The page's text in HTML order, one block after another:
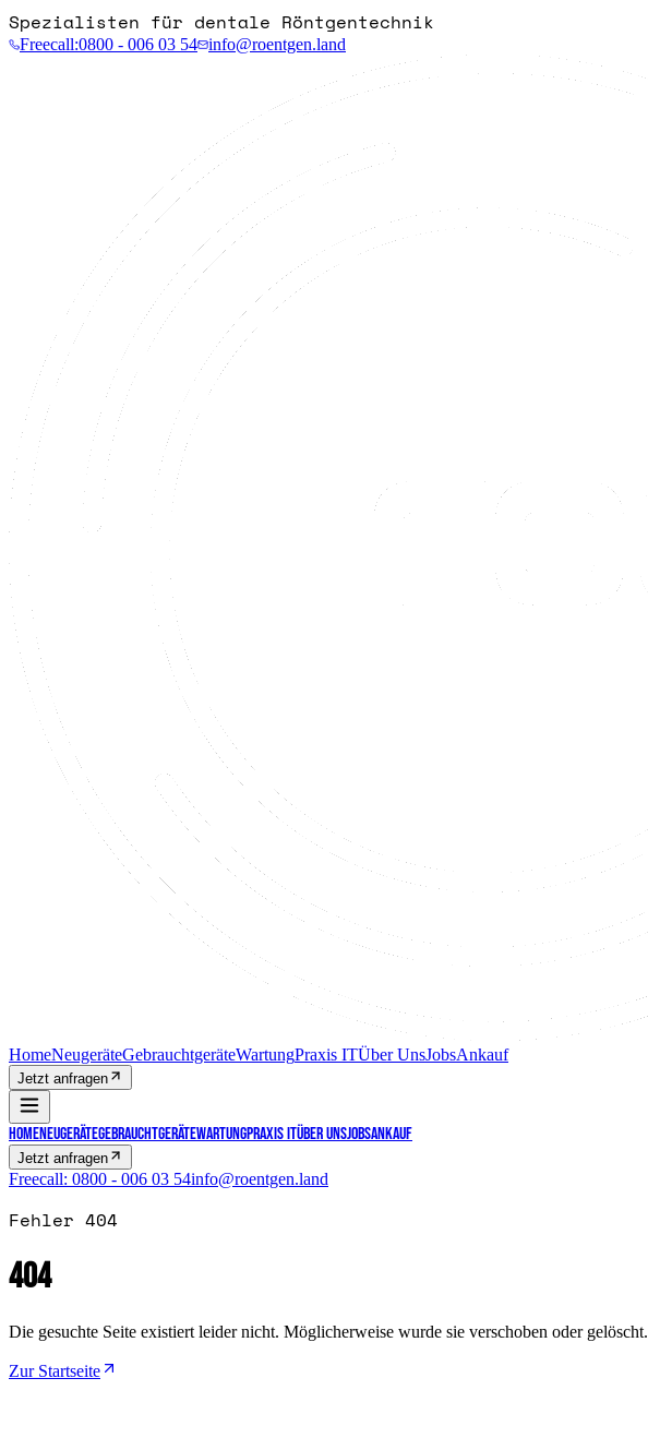
Spezialisten für dentale Röntgentechnik
Freecall:0800 - 006 03 54 info@roentgen.land
HomeNeugeräteGebrauchtgeräteWartungPraxis ITÜber UnsJobsAnkauf
Jetzt anfragen
HomeNeugeräteGebrauchtgeräteWartungPraxis ITÜber UnsJobsAnkauf
Jetzt anfragen
Freecall: 0800 - 006 03 54info@roentgen.land
Fehler 404
404
Die gesuchte Seite existiert leider nicht. Möglicherweise wurde sie verschoben oder gelöscht.
Zur Startseite